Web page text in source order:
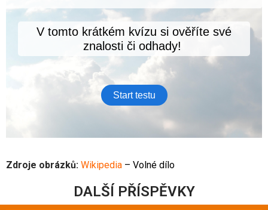
Zdroje obrázků: Wikipedia – Volné dílo
DALŠÍ PŘÍSPĚVKY